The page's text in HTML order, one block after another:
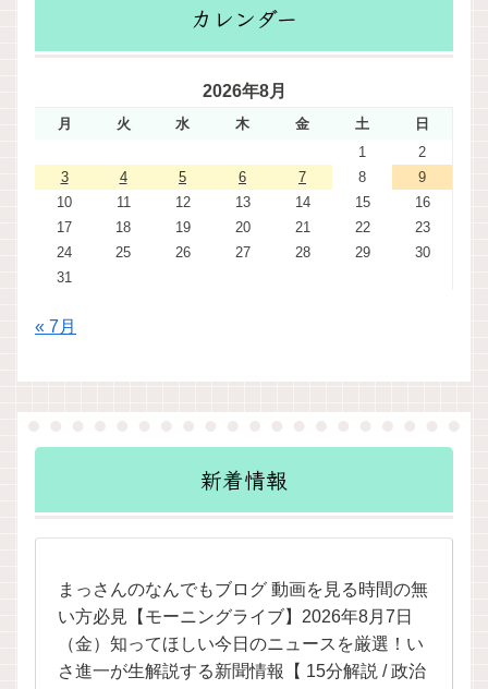
カレンダー
2026年8月
月 火 水 木 金 土
日
1
2
3
4 5 6 7 8
9
10
11 12 13 14 15
16
17
18 19 20 21 22
23
24
25 26 27 28 29
30
31
« 7月
新着情報
まっさんのなんでもブログ 動画を見る時間の無
い方必見【モーニングライブ】2026年8月7日
（金）知ってほしい今日のニュースを厳選！い
さ進一が生解説する新聞情報【 15分解説 / 政治